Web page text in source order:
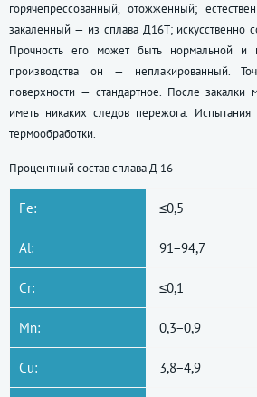
горячепрессованный, отожженный;
закаленный — из сплава Д16Т; искусственно
Прочность его может быть нормальной и
производства он — неплакированный.
поверхности — стандартное. После закалки
иметь никаких следов пережога.
термообработки.
Процентный состав сплава Д 16
Fe: ≤0,5
Al: 91−94,7
Cr: ≤0,1
Mn: 0,3−0,9
Cu: 3,8−4,9